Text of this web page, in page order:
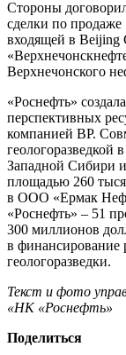
Стороны
сделки по
входящей в Beijing
Верхнечонского
«Роснефть»
перспективных
компанией ВР.
геологоразведкой
Западной Сибири
площадью 260
в ООО «Ермак
«Роснефть» – 51
300 миллионов
в финансирование
геологоразведки.
Текст и фото
«НК «Роснефть»
Поделиться